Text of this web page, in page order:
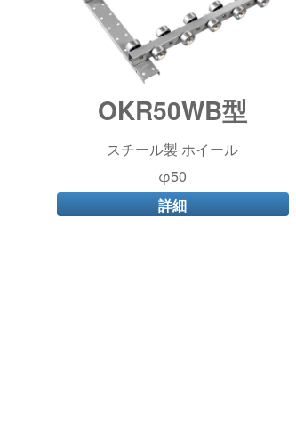
OKR50WB型
スチール製 ホイール
φ50
詳細